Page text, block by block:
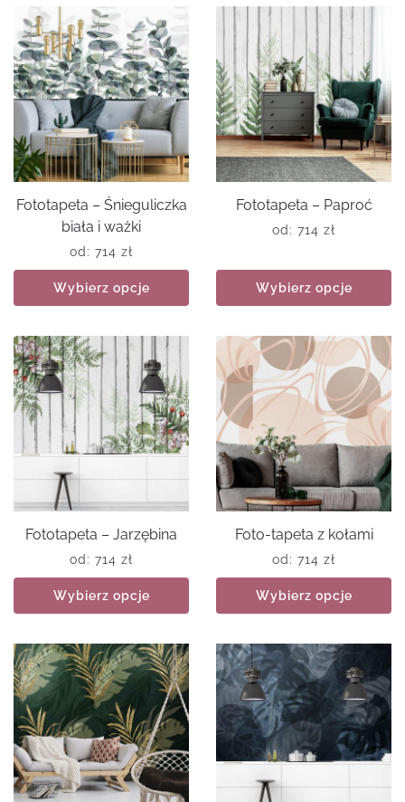
Fototapeta – Śnieguliczka
biała i ważki
od: 714 zł
Wybierz opcje
Fototapeta – Paproć
od: 714 zł
Wybierz opcje
Fototapeta – Jarzębina
od: 714 zł
Wybierz opcje
Foto-tapeta z kołami
od: 714 zł
Wybierz opcje